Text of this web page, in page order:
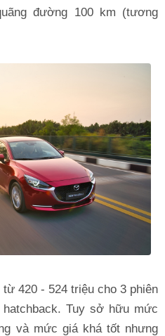
đường 100 km (tương
từ 420 - 524 triệu cho 3 phiên
Tuy sở hữu mức
và mức giá khá tốt nhưng